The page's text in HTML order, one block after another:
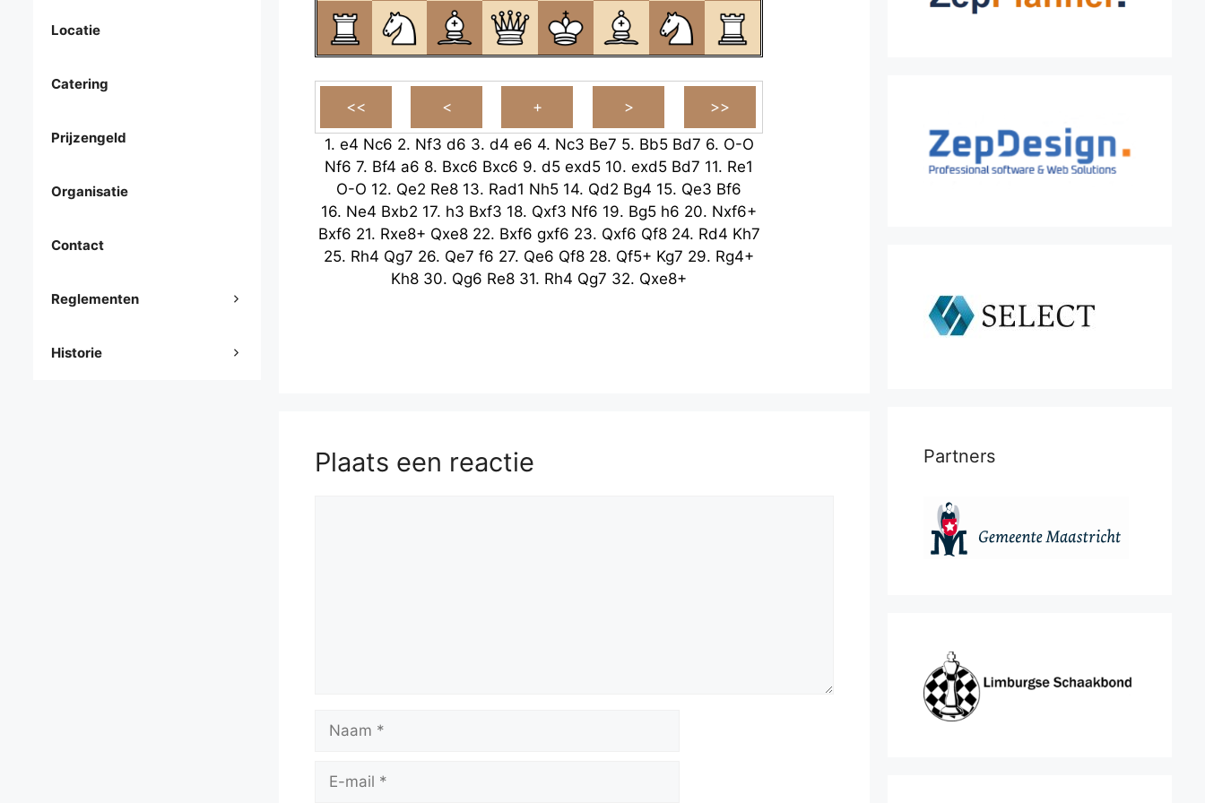
1. e4 Nc6 2. Nf3 d6 3. d4 e6 4. Nc3 Be7 5. Bb5 Bd7 6. O-O
Nf6 7. Bf4 a6 8. Bxc6 Bxc6 9. d5 exd5 10. exd5 Bd7 11. Re1
O-O 12. Qe2 Re8 13. Rad1 Nh5 14. Qd2 Bg4 15. Qe3 Bf6
16. Ne4 Bxb2 17. h3 Bxf3 18. Qxf3 Nf6 19. Bg5 h6 20. Nxf6+
Bxf6 21. Rxe8+ Qxe8 22. Bxf6 gxf6 23. Qxf6 Qf8 24. Rd4 Kh7
25. Rh4 Qg7 26. Qe7 f6 27. Qe6 Qf8 28. Qf5+ Kg7 29. Rg4+
Kh8 30. Qg6 Re8 31. Rh4 Qg7 32. Qxe8+
Plaats een reactie
mail
Locatie
Catering
Prijzengeld
Organisatie
Contact
Reglementen
Historie
Partners